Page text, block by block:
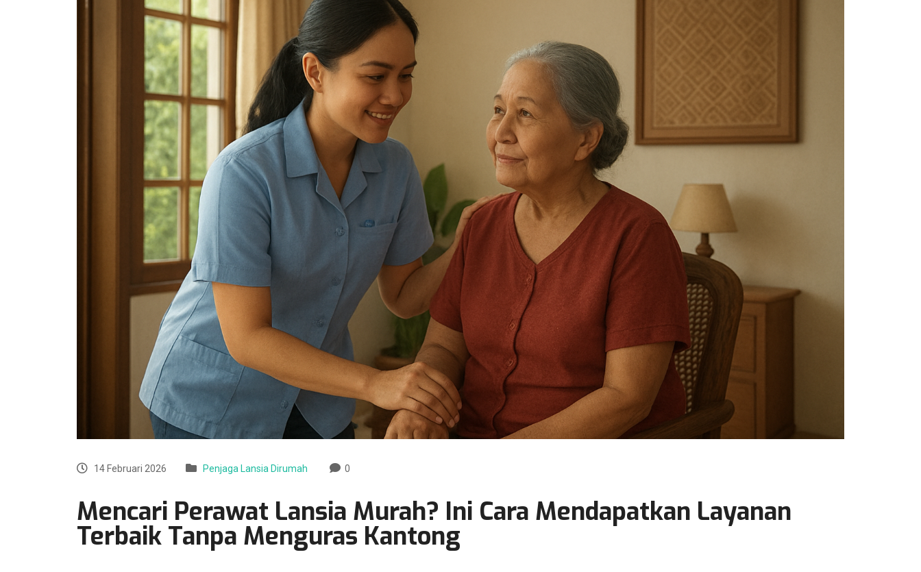
14 Februari 2026 Penjaga Lansia Dirumah 0
Mencari Perawat Lansia Murah? Ini Cara Mendapatkan Layanan
Terbaik Tanpa Menguras Kantong